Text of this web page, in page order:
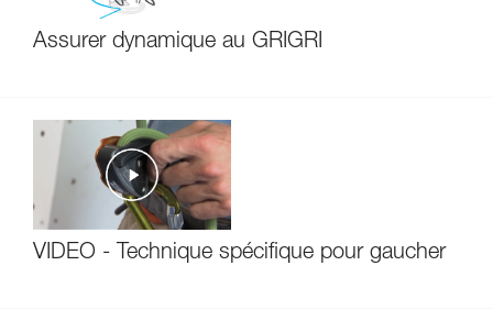
Assurer dynamique au GRIGRI
VIDÉO - Technique spécifique pour gaucher